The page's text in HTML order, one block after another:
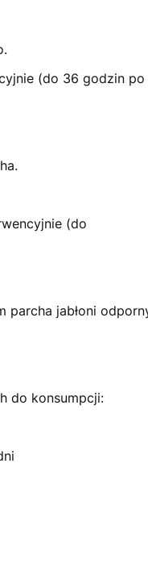
(do 36 godzin
(do
parcha jabłoni
do konsumpcji: